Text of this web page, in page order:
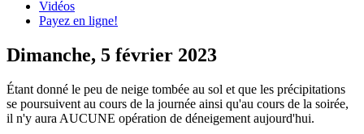
Vidéos
Payez en ligne!
Dimanche, 5 février 2023
Étant donné le peu de neige tombée au sol et que les précipitations
se poursuivent au cours de la journée ainsi qu'au cours de la soirée,
il n'y aura AUCUNE opération de déneigement aujourd'hui.